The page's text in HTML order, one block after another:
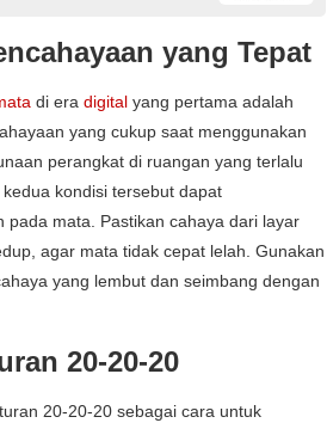
yang Tepat
di era digital yang pertama adalah
yang cukup saat menggunakan
perangkat di ruangan yang terlalu
kondisi tersebut dapat
pada mata. Pastikan cahaya dari layar
agar mata tidak cepat lelah. Gunakan
yang lembut dan seimbang dengan
20-20-20
20-20-20 sebagai cara untuk